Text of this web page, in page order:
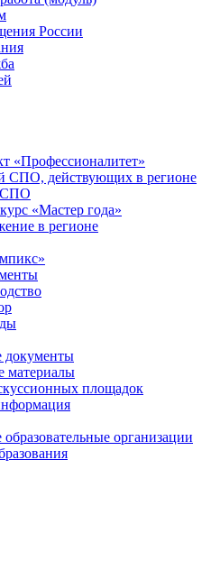
России
«Профессионалитет»
СПО, действующих в регионе
СПО
«Мастер года»
в регионе
документы
материалы
площадок
организации